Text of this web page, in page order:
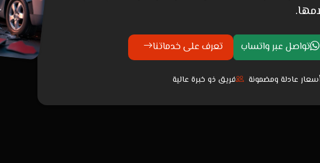
تواصل عبر واتساب تعرف على خدماتنا
عادلة ومضمونة فريق ذو خبرة عالية